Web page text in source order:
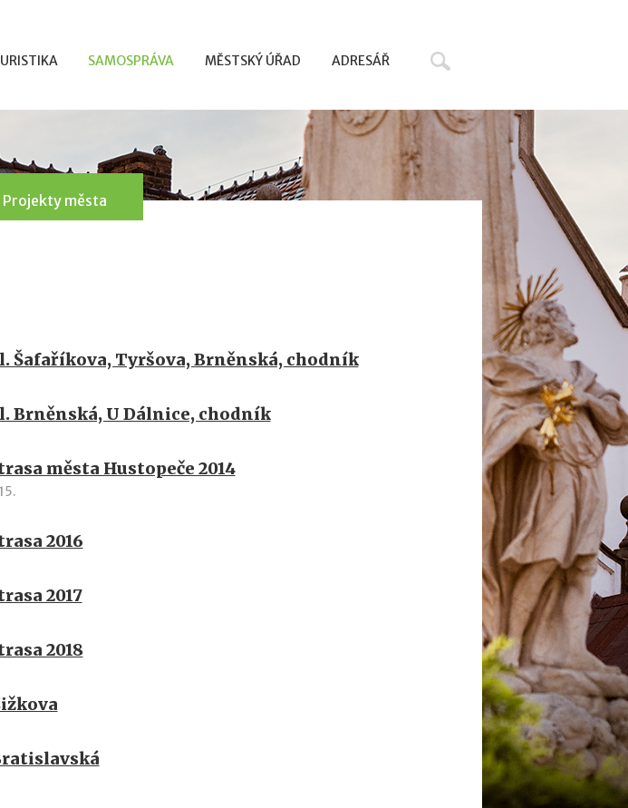
SAMOSPRÁVA MĚSTSKÝ ÚŘAD ADRESÁŘ
Projekty města
Šafaříkova, Tyršova, Brněnská, chodník
Brněnská, U Dálnice, chodník
města Hustopeče 2014
2016
2017
2018